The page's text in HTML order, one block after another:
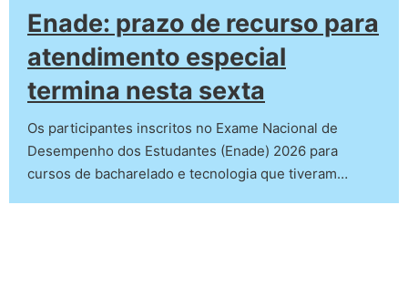
Enade: prazo de recurso para
atendimento especial
termina nesta sexta
Os participantes inscritos no Exame Nacional de
Desempenho dos Estudantes (Enade) 2026 para
cursos de bacharelado e tecnologia que tiveram…